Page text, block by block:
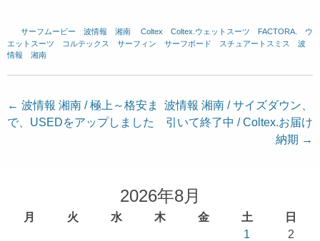
サーフムービー 波情報 湘南 Coltex Coltex.ウェットスーツ FACTORA.
ウ
エットスーツ
コルテックス サーフィン サーフボード スチュアートスミス
波
情報 湘南
投
稿
← 波情報 湘南 / 極上～格安ま
で、USEDをアップしました
波情報 湘南 / サイズダウン、
引いて終了中 / Coltex.お届け
納期 →
2026年8月
月 火 水 木 金 土
日
1
2